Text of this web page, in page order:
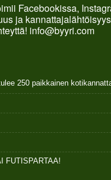
Facebookissa,
ja
info@byyri.com
250 paikkainen
FUTISPARTAA!